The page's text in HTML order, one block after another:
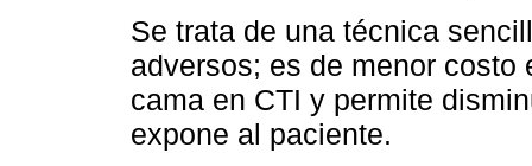
Se trata de una técnica
adversos; es de menor
cama en CTI y permite
expone al paciente.